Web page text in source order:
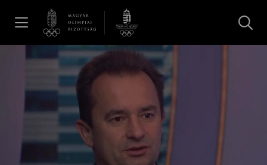
Galéria
Dakar 2026